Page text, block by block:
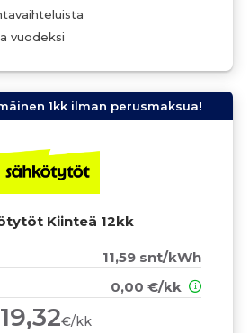
vuodeksi
1kk ilman perusmaksua!
Kiinteä 12kk
11,59 snt/kWh
0,00 €/kk
19,32€/kk